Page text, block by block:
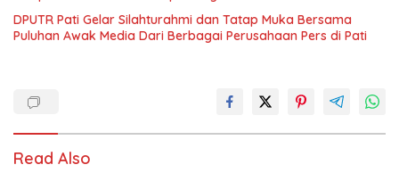
DPUTR Pati Gelar Silahturahmi dan Tatap Muka Bersama
Puluhan Awak Media Dari Berbagai Perusahaan Pers di Pati
Read Also